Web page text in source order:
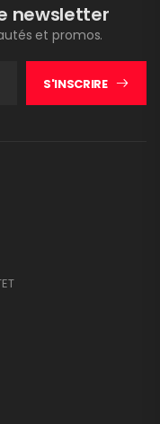
newsletter
et promos.
S'INSCRIRE